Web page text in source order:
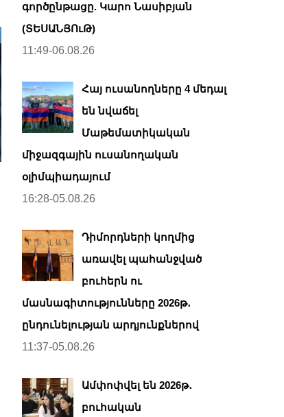
գործընթացը. Կարո Նասիբյան
(ՏԵՍԱՆՅՈւԹ)
11:49-06.08.26
Հայ ուսանողները 4 մեդալ
են նվաճել
Մաթեմատիկական
միջազգային ուսանողական
օլիմպիադայում
16:28-05.08.26
Դիմորդների կողմից
առավել պահանջված
բուհերն ու
մասնագիտությունները 2026թ․
ընդունելության արդյունքներով
11:37-05.08.26
Ամփոփվել են 2026թ․
բուհական